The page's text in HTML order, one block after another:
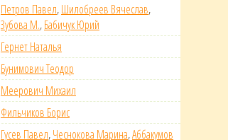
Петров Павел,Шилобреев Вячеслав,
Зубова М.,Бабичук Юрий
Гернет Наталья
Бунимович Теодор
Меерович Михаил
Фильчиков Борис
Гусев Павел,Чеснокова Марина,Аббакумов